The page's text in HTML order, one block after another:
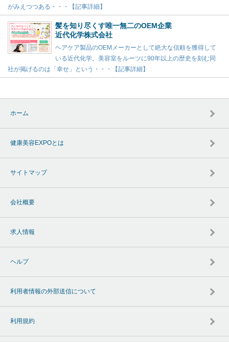
がみえつつある・・・【記事詳細】
髪を知り尽くす唯一無二のOEM企業
近代化学株式会社
ヘアケア製品のOEMメーカーとして絶大な信頼を獲得して
いる近代化学。美容室をルーツに90年以上の歴史を刻む同
社が掲げるのは「幸せ」という・・・【記事詳細】
ホーム
健康美容EXPOとは
サイトマップ
会社概要
求人情報
ヘルプ
利用者情報の外部送信について
利用規約